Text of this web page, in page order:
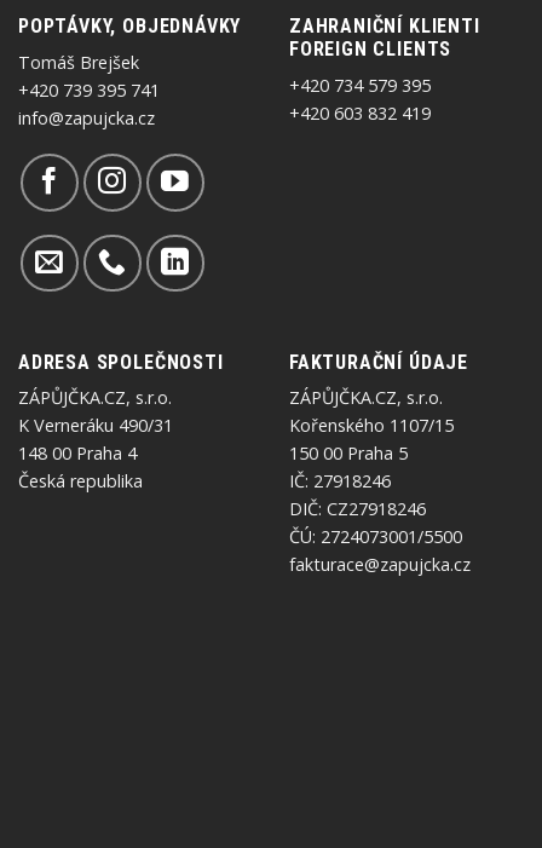
POPTÁVKY, OBJEDNÁVKY
Tomáš Brejšek
+420 739 395 741
info@zapujcka.cz
ZAHRANIČNÍ KLIENTI
FOREIGN CLIENTS
+420 734 579 395
+420 603 832 419
ADRESA SPOLEČNOSTI
ZÁPŮJČKA.CZ, s.r.o.
K Verneráku 490/31
148 00 Praha 4
Česká republika
FAKTURAČNÍ ÚDAJE
ZÁPŮJČKA.CZ, s.r.o.
Kořenského 1107/15
150 00 Praha 5
IČ: 27918246
DIČ: CZ27918246
ČÚ: 2724073001/5500
fakturace@zapujcka.cz